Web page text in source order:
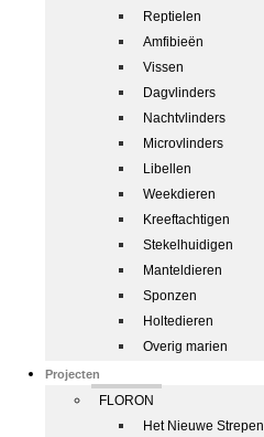
Reptielen
Amfibieën
Vissen
Dagvlinders
Nachtvlinders
Microvlinders
Libellen
Weekdieren
Kreeftachtigen
Stekelhuidigen
Manteldieren
Sponzen
Holtedieren
Overig marien
Projecten
FLORON
Het Nieuwe Strepen